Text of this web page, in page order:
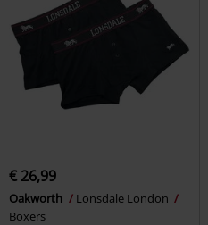
€ 26,99
Oakworth
Lonsdale London
Boxers